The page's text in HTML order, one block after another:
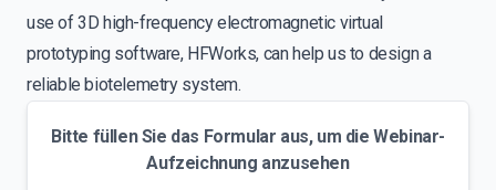
use of 3D high-frequency electromagnetic virtual
prototyping software, HFWorks, can help us to design a
reliable biotelemetry system.
Bitte füllen Sie das Formular aus, um die Webinar-
Aufzeichnung anzusehen